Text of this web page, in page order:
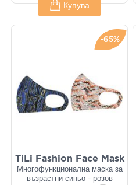
Купува
-65%
TiLi Fashion Face Mask
Многофункционална маска за
възрастни синьо - розов